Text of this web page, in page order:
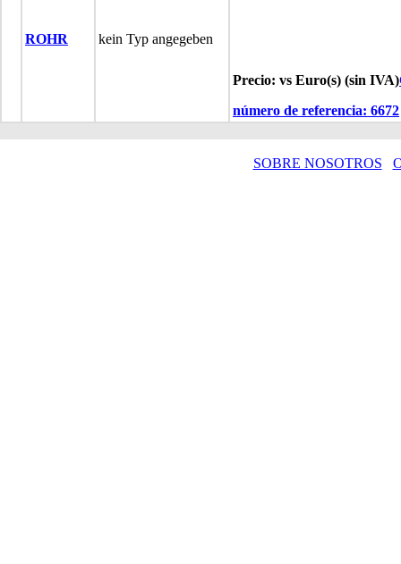
ROHR kein Typ angegeben
Precio: vs Euro(s) (sin IVA)
número de referencia: 6672
SOBRE NOSOTROS